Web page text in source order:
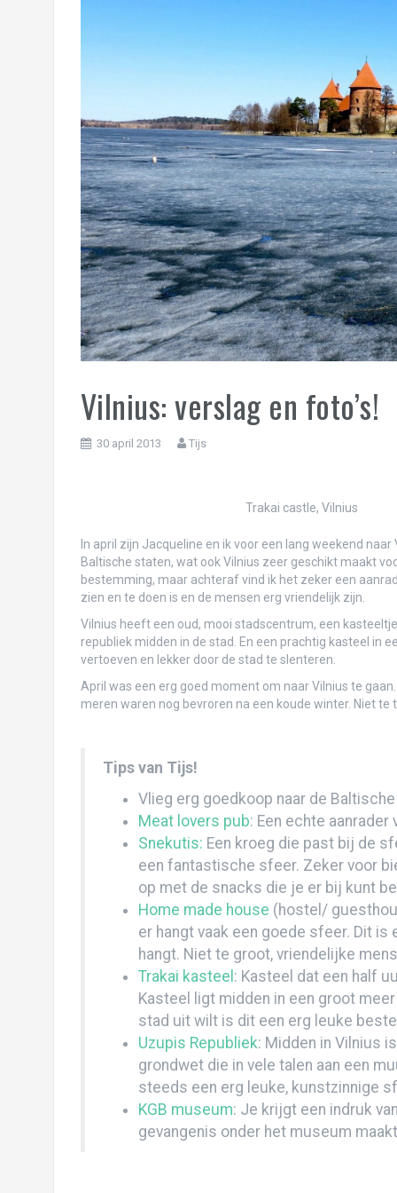
One day in Chicago, the Windy City!
Landschaftspark Duisburg: waar
Liefs uit Londen…
Schaapjes tellen in Bristol!
Carnaval in Rio de Janeiro én Oeteldonk!
Oh Rio, Cidade Maravilhosa!
Paradijselijk Paraty (of Pa’nat’y?)
Het monster Sao Paulo
Iguazú: daar zagen we heel veel water
We <3 Buenos Aires, deel 1
Hoe we onze tanden in Uruguay hebben
Ushuaia: niet het einde van de wereld!
Perito Moreno: waar we t ijs bewonderen!
Patagonieuwjaar in Torres del Paine!
Kerst in Pucón: de boom in, de vulkaan
Feliz navidad!
Oh Valparaíso, met je ongekamde haren!
Genieten met volle teugen van Mendoza
Córdoba
Uitsteakend Salta: “welcome back to
Op weg naar Atacama… of toch gewoon
Salar de Uyuni: zou’t gezichtsbedrog
Sucre: Jacq op reis, zonder Tijs!
Voor Pampas in de jungle (en dat
La Paz: lamafoetussen, zebra’s en een
Daar aan de Copa… Copacabana
Door de Sacred Valley naar Machu Picchu
Cusco, de navel van de wereld!
Arequipa: culinair genieten, condors &
Vilnius: verslag en foto’s!
30 april 2013 Tijs
Trakai castle, Vilnius
In april zijn Jacqueline en ik voor een lang weekend
Baltische staten, wat ook Vilnius zeer geschikt maakt
bestemming, maar achteraf vind ik het zeker een
zien en te doen is en de mensen erg vriendelijk zijn.
Vilnius heeft een oud, mooi stadscentrum, een
republiek midden in de stad. En een prachtig kasteel in
vertoeven en lekker door de stad te slenteren.
April was een erg goed moment om naar Vilnius te
meren waren nog bevroren na een koude winter. Niet
Tips van Tijs!
Vlieg erg goedkoop naar de
Meat lovers pub: Een echte
Snekutis: Een kroeg die past bij de
een fantastische sfeer. Zeker voor
op met de snacks die je er bij kunt
Home made house (hostel/
er hangt vaak een goede sfeer. Dit is
hangt. Niet te groot, vriendelijke
Trakai kasteel : Kasteel dat een half
Kasteel ligt midden in een groot
stad uit wilt is dit een erg leuke
Uzupis Republiek: Midden in Vilnius
grondwet die in vele talen aan een
steeds een erg leuke, kunstzinnige
KGB museum: Je krijgt een indruk
gevangenis onder het museum